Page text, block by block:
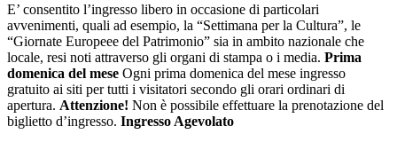
E’ consentito l’ingresso libero in occasione di particolari
avvenimenti, quali ad esempio, la “Settimana per la Cultura”, le
“Giornate Europeee del Patrimonio” sia in ambito nazionale che
locale, resi noti attraverso gli organi di stampa o i media. Prima
domenica del mese Ogni prima domenica del mese ingresso
gratuito ai siti per tutti i visitatori secondo gli orari ordinari di
apertura. Attenzione! Non è possibile effettuare la prenotazione del
biglietto d’ingresso. Ingresso Agevolato